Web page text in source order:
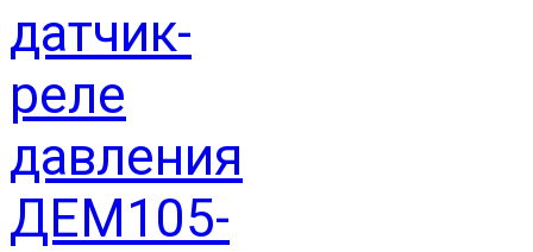
датчик-
реле
давления
ДЕМ105-